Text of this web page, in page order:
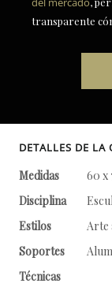
transparente
DETALLES DE LA
Medidas
60 x
Disciplina
Estilos
Arte
Soportes
Técnicas